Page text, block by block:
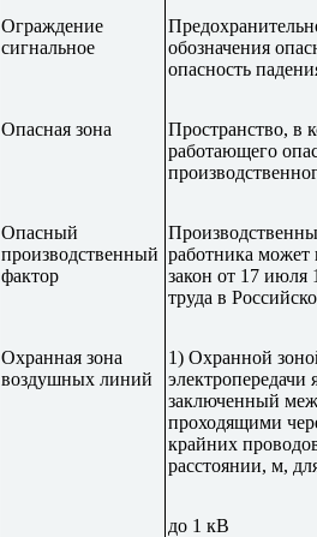
Ограждение
сигнальное
обозначения
опасность
Опасная зона
Пространство, в
работающего
Опасный
производственный
фактор
работника может
закон от 17
труда в
Охранная зона
воздушных линий
1) Охранной
электропередачи
заключенный
проходящими
крайних
расстоянии, м,
до 1 кВ